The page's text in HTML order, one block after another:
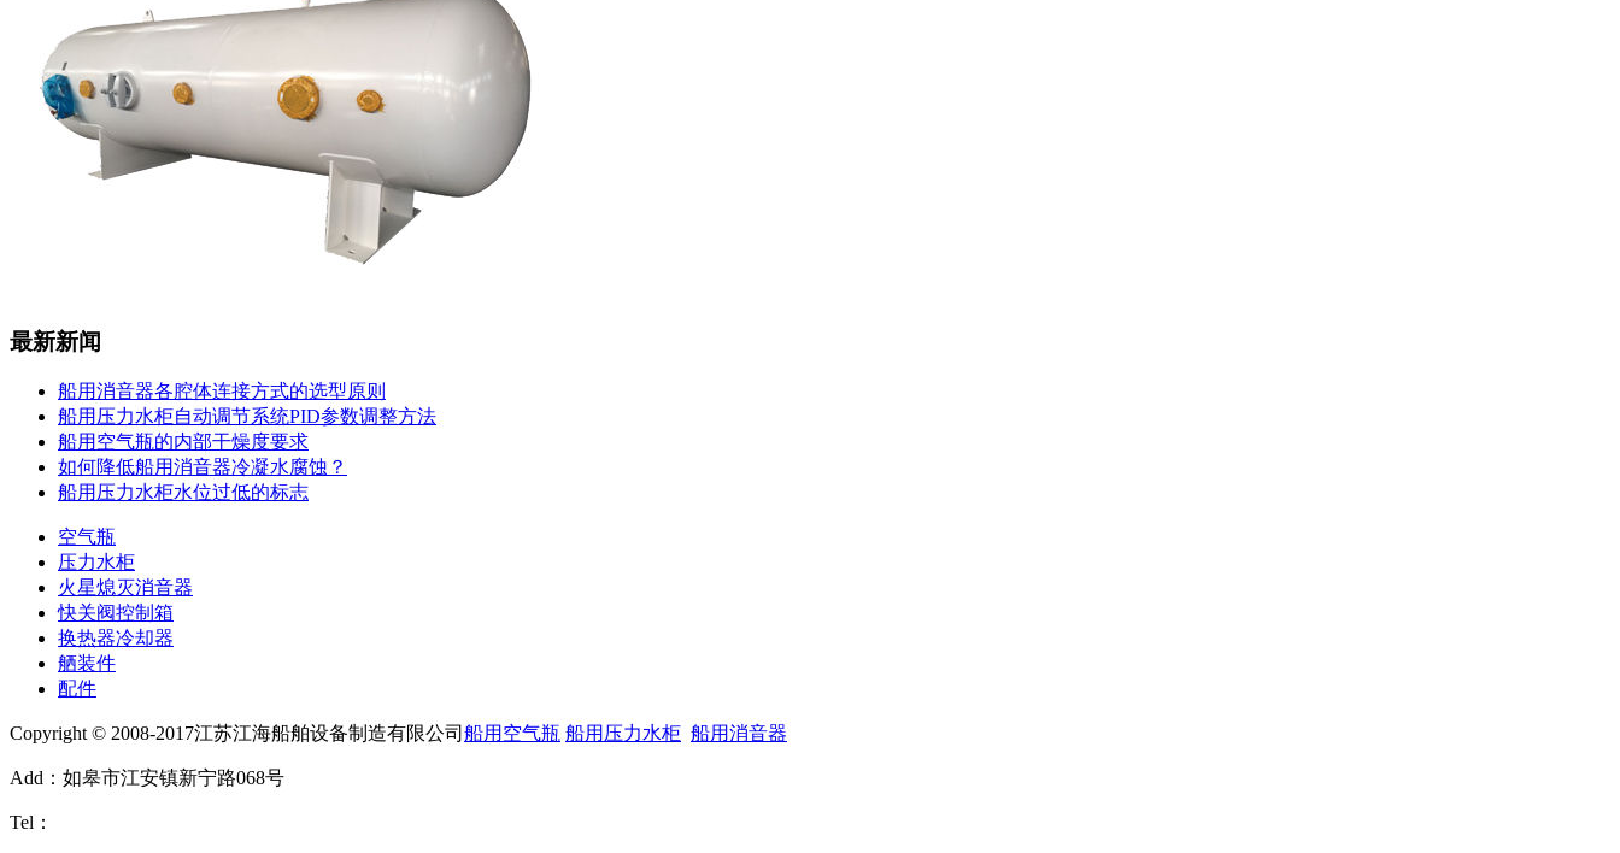
最新新闻
船用消音器各腔体连接方式的选型原则
船用压力水柜自动调节系统PID参数调整方法
船用空气瓶的内部干燥度要求
如何降低船用消音器冷凝水腐蚀？
船用压力水柜水位过低的标志
空气瓶
压力水柜
火星熄灭消音器
快关阀控制箱
换热器冷却器
舾装件
配件
Copyright © 2008-2017江苏江海船舶设备制造有限公司 船用空气瓶 船用压力水柜 船用消音器
Add：如皋市江安镇新宁路068号
Tel：